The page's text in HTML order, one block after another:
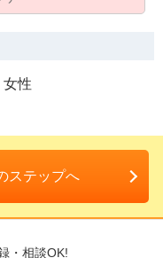
女性
ステップへ
・相談OK!